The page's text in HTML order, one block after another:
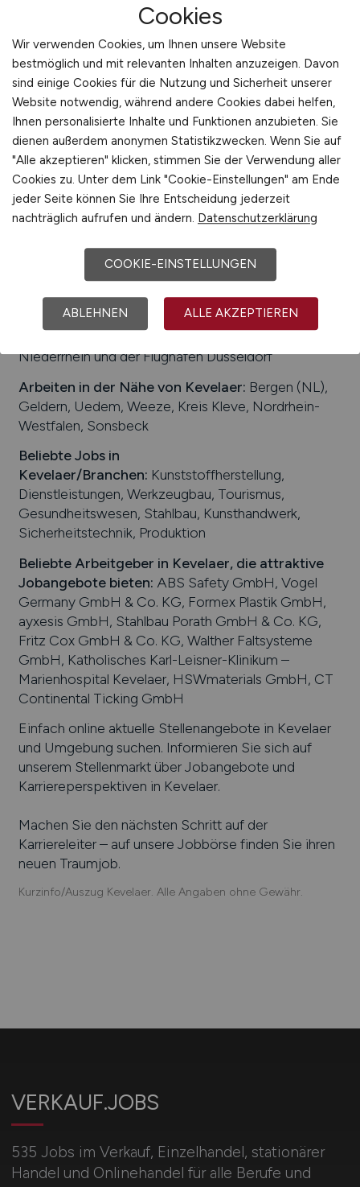
Maag Germany GmbH
14.07.2026
Xanten
1
ca. 30.000
Verkehrsanbindungen:Bahnhof Kevelaer,
Bundesstraße B 9, Bundesautobahn A 57 (E 31),
Niederrhein und der Flughafen Düsseldorf
Arbeiten in der Nähe von Kevelaer: Bergen (NL),
Geldern, Uedem, Weeze, Kreis Kleve, Nordrhein-
Westfalen, Sonsbeck
Beliebte Jobs in
Kevelaer/Branchen: Kunststoffherstellung,
Dienstleistungen, Werkzeugbau, Tourismus,
Gesundheitswesen, Stahlbau, Kunsthandwerk,
Sicherheitstechnik, Produktion
Beliebte Arbeitgeber in Kevelaer, die attraktive
Jobangebote bieten: ABS Safety GmbH, Vogel
Germany GmbH & Co. KG, Formex Plastik GmbH,
ayxesis GmbH, Stahlbau Porath GmbH & Co. KG,
Fritz Cox GmbH & Co. KG, Walther Faltsysteme
GmbH, Katholisches Karl-Leisner-Klinikum –
Marienhospital Kevelaer, HSWmaterials GmbH, CT
Continental Ticking GmbH
Einfach online aktuelle Stellenangebote in Kevelaer
und Umgebung suchen. Informieren Sie sich auf
unserem Stellenmarkt über Jobangebote und
Karriereperspektiven in Kevelaer.
Machen Sie den nächsten Schritt auf der
Karriereleiter – auf unsere Jobbörse finden Sie ihren
neuen Traumjob.
Kurzinfo/Auszug Kevelaer. Alle Angaben ohne Gewähr.
VERKAUF.JOBS
535 Jobs im Verkauf, Einzelhandel, stationärer
Handel und Onlinehandel für alle Berufe und
Cookies
Wir verwenden Cookies, um Ihnen unsere Website
bestmöglich und mit relevanten Inhalten anzuzeigen. Davon
sind einige Cookies für die Nutzung und Sicherheit unserer
Website notwendig, während andere Cookies dabei helfen,
Ihnen personalisierte Inhalte und Funktionen anzubieten. Sie
dienen außerdem anonymen Statistikzwecken. Wenn Sie auf
"Alle akzeptieren" klicken, stimmen Sie der Verwendung aller
Cookies zu. Unter dem Link "Cookie-Einstellungen" am Ende
jeder Seite können Sie Ihre Entscheidung jederzeit
nachträglich aufrufen und ändern. Datenschutzerklärung
COOKIE-EINSTELLUNGEN
ABLEHNEN ALLE AKZEPTIEREN